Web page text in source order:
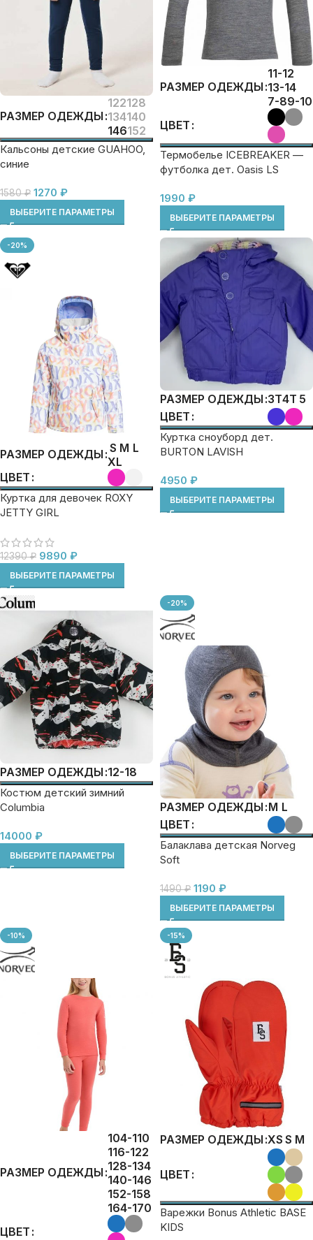
РАЗМЕР ОДЕЖДЫ
122128
134140
146152
Кальсоны детские GUAHOO,
синие
1580₽ 1270 ₽
ВЫБЕРИТЕ ПАРАМЕТРЫ
РАЗМЕР ОДЕЖДЫ
11-12
13-14
7-89-10
ЦВЕТ
Термобелье ICEBREAKER —
футболка дет. Oasis LS
1990 ₽
ВЫБЕРИТЕ ПАРАМЕТРЫ
-20%
РАЗМЕР ОДЕЖДЫ S M L
XL
ЦВЕТ
Куртка для девочек ROXY
JETTY GIRL
12390₽ 9890 ₽
ВЫБЕРИТЕ ПАРАМЕТРЫ
РАЗМЕР ОДЕЖДЫ 3T4T 5
ЦВЕТ
Куртка сноуборд дет.
BURTON LAVISH
4950 ₽
ВЫБЕРИТЕ ПАРАМЕТРЫ
РАЗМЕР ОДЕЖДЫ 12-18
Костюм детский зимний
Columbia
14000 ₽
ВЫБЕРИТЕ ПАРАМЕТРЫ
-20%
РАЗМЕР ОДЕЖДЫ M L
ЦВЕТ
Балаклава детская Norveg
Soft
1490₽ 1190 ₽
ВЫБЕРИТЕ ПАРАМЕТРЫ
-10%
РАЗМЕР ОДЕЖДЫ
104-110
116-122
128-134
140-146
152-158
164-170
ЦВЕТ
-15%
РАЗМЕР ОДЕЖДЫ XS S M
ЦВЕТ
Варежки Bonus Athletic BASE
KIDS